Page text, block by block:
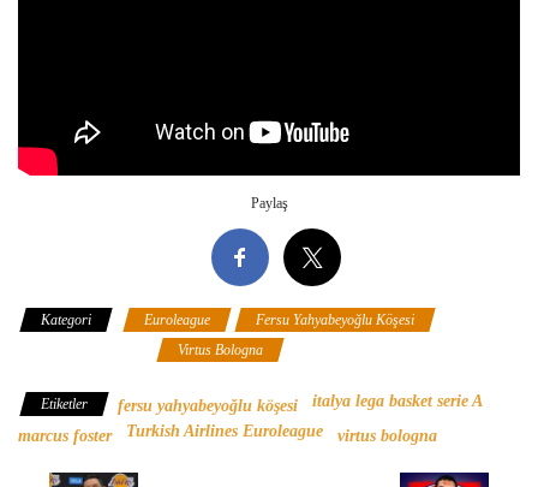
Paylaş
Kategori Euroleague Fersu Yahyabeyoğlu Köşesi
Virtus Bologna
Etiketler fersu yahyabeyoğlu köşesi
italya lega basket serie A
marcus foster
Turkish Airlines Euroleague virtus bologna